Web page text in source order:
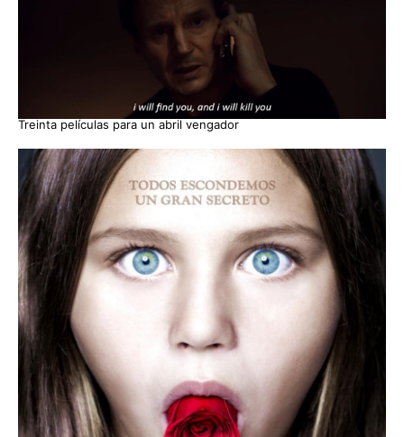
Treinta películas para un abril vengador